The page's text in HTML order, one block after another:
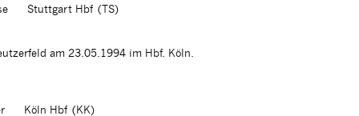
Stuttgart Hbf (TS)
am 23.05.1994 im Hbf. Köln.
Köln Hbf (KK)